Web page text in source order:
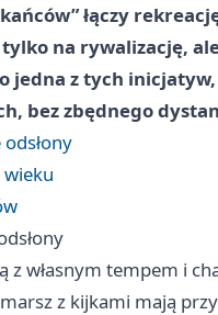
łączy
na rywalizację,
jedna z tych
bez zbędnego
własnym tempem i
z kijkami mają